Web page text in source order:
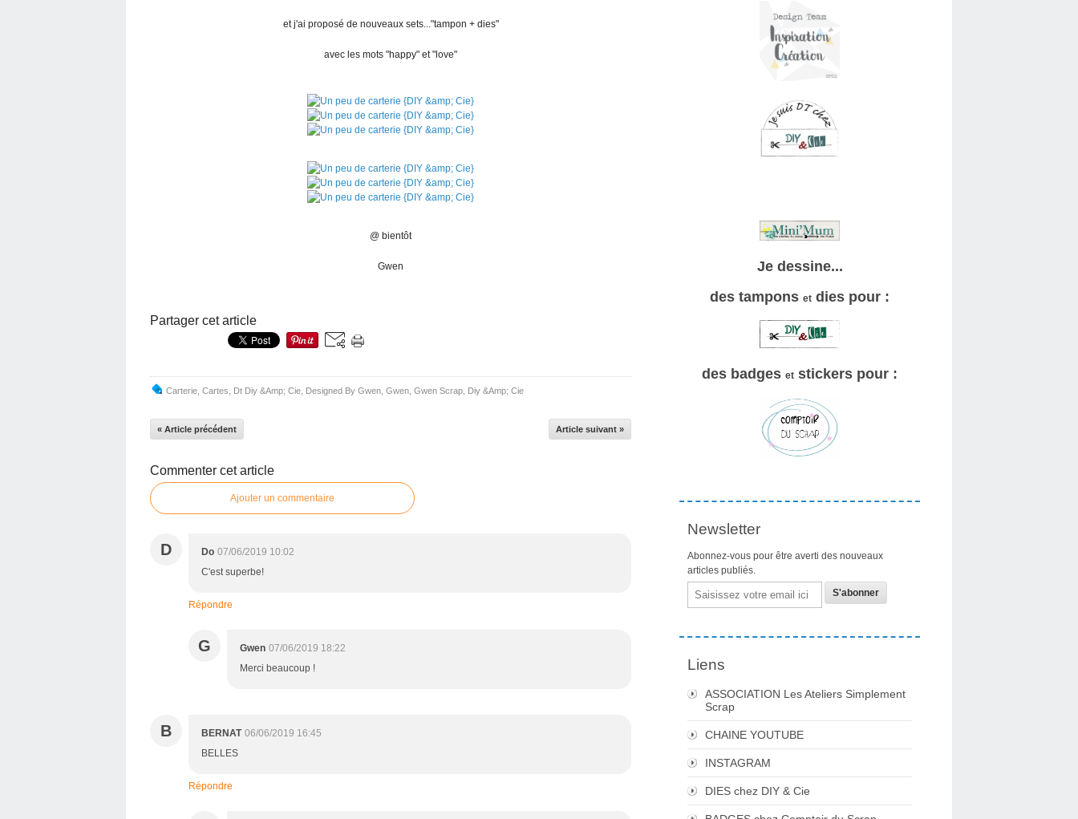
et j'ai proposé de nouveaux sets..."tampon + dies"
avec les mots "happy" et "love"
@ bientôt
Gwen
Partager cet article
Carterie Cartes Dt Diy &Amp; Cie Designed By Gwen Gwen Gwen Scrap Diy &Amp; Cie
« Article précédent Article suivant »
Commenter cet article
Ajouter un commentaire
D Do 07/06/2019 10:02
C'est superbe!
Répondre
G Gwen 07/06/2019 18:22
Merci beaucoup !
B BERNAT 06/06/2019 16:45
BELLES
Répondre
Je dessine...
des tampons et dies pour :
des badges et stickers pour :
Newsletter
Abonnez-vous pour être averti des nouveaux
articles publiés.
Email
Liens
ASSOCIATION Les Ateliers Simplement
Scrap
CHAINE YOUTUBE
INSTAGRAM
DIES chez DIY & Cie